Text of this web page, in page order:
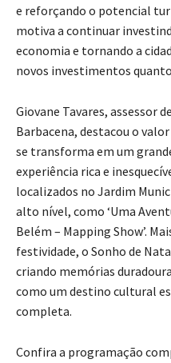
e reforçando o potencial
motiva a continuar
economia e tornando a
novos investimentos
Giovane Tavares, assessor
Barbacena, destacou o
se transforma em um
experiência rica e
localizados no Jardim
alto nível, como ‘Uma
Belém – Mapping Show’.
festividade, o Sonho de
criando memórias
como um destino cultural
completa.
Confira a programação